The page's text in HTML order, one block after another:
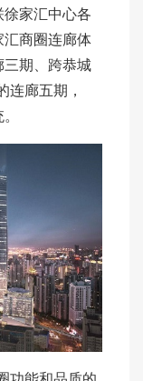
徐家汇中心各
汇商圈连廊体
三期、跨恭城
连廊五期，